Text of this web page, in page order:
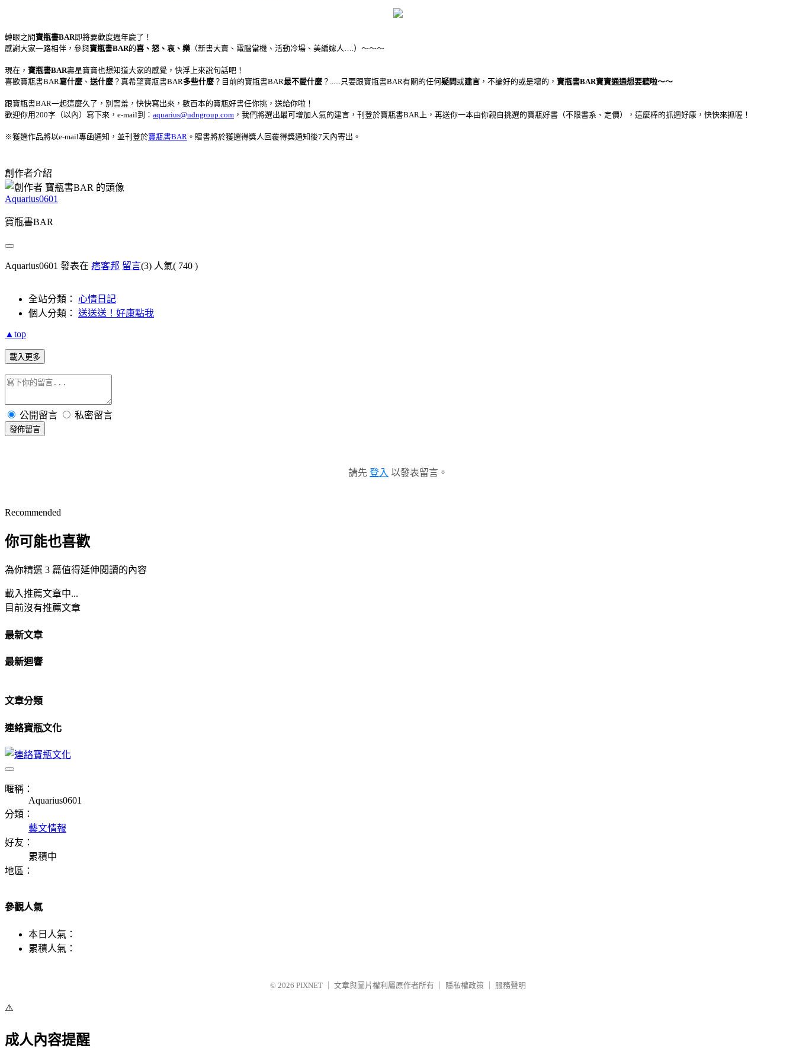
轉眼之間寶瓶書BAR即將要歡度週年慶了！
感謝大家一路相伴，參與寶瓶書BAR的喜、怒、哀、樂 （新書大賣、電腦當機、活動冷場、美編嫁人….）～～～
現在， 寶瓶書BAR壽星寶寶也想知道大家的感覺，快浮上來說句話吧！
喜歡寶瓶書BAR寫什麼 、 送什麼 ？真希望寶瓶書BAR多些什麼 ？目前的寶瓶書BAR最不愛什麼 ？......只要跟寶瓶書BAR有關的任何疑問或建言 ，不論好的或是壞的， 寶瓶書BAR寶寶通通想要聽啦～～
跟寶瓶書BAR一起這麼久了，別害羞，快快寫出來，數百本的寶瓶好書任你挑，送給你啦！
歡迎你用200字（以內）寫下來，e-mail到： aquarius@udngroup.com ，我們將選出最可增加人氣的建言，刊登於寶瓶書BAR上，再送你一本由你親自挑選的寶瓶好書（不限書系、定價），這麼棒的抓週好康，快快來抓喔！
※獲選作品將以e-mail專函通知，並刊登於寶瓶書BAR 。贈書將於獲選得獎人回覆得獎通知後7天內寄出。
創作者介紹
Aquarius0601
寶瓶書BAR
Aquarius0601 發表在 痞客邦 留言(3) 人氣( 740 )
全站分類： 心情日記
個人分類： 送送送！好康點我
▲top
載入更多
公開留言 私密留言
發佈留言
請先 登入 以發表留言。
Recommended
你可能也喜歡
為你精選 3 篇值得延伸閱讀的內容
載入推薦文章中...
目前沒有推薦文章
最新文章
最新迴響
文章分類
連絡寶瓶文化
暱稱：
Aquarius0601
分類：
藝文情報
好友：
累積中
地區：
參觀人氣
本日人氣：
累積人氣：
© 2026 PIXNET 文章與圖片權利屬原作者所有 隱私權政策 服務聲明
⚠️
成人內容提醒